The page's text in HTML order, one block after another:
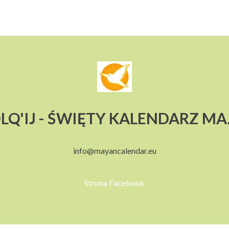
- ŚWIĘTY KALENDARZ
info@mayancalendar.eu
Strona Facebook